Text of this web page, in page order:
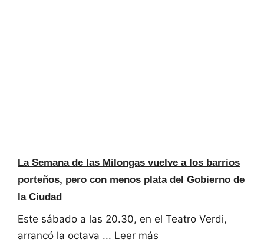
La Semana de las Milongas vuelve a los barrios
porteños, pero con menos plata del Gobierno de
la Ciudad
Este sábado a las 20.30, en el Teatro Verdi,
arrancó la octava ... Leer más